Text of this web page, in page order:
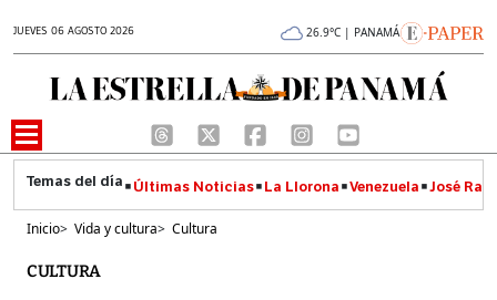
JUEVES 06 AGOSTO 2026 26.9°C | PANAMÁ
Últimas Noticias La Llorona Venezuela José
Inicio> Vida y cultura> Cultura
CULTURA